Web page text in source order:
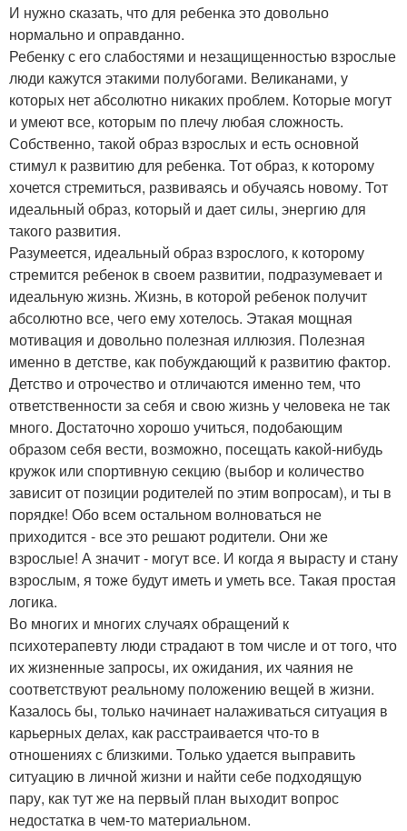
И нужно сказать, что для ребенка это довольно
нормально и оправданно.
Ребенку с его слабостями и незащищенностью взрослые
люди кажутся этакими полубогами. Великанами, у
которых нет абсолютно никаких проблем. Которые могут
и умеют все, которым по плечу любая сложность.
Собственно, такой образ взрослых и есть основной
стимул к развитию для ребенка. Тот образ, к которому
хочется стремиться, развиваясь и обучаясь новому. Тот
идеальный образ, который и дает силы, энергию для
такого развития.
Разумеется, идеальный образ взрослого, к которому
стремится ребенок в своем развитии, подразумевает и
идеальную жизнь. Жизнь, в которой ребенок получит
абсолютно все, чего ему хотелось. Этакая мощная
мотивация и довольно полезная иллюзия. Полезная
именно в детстве, как побуждающий к развитию фактор.
Детство и отрочество и отличаются именно тем, что
ответственности за себя и свою жизнь у человека не так
много. Достаточно хорошо учиться, подобающим
образом себя вести, возможно, посещать какой-нибудь
кружок или спортивную секцию (выбор и количество
зависит от позиции родителей по этим вопросам), и ты в
порядке! Обо всем остальном волноваться не
приходится - все это решают родители. Они же
взрослые! А значит - могут все. И когда я вырасту и стану
взрослым, я тоже будут иметь и уметь все. Такая простая
логика.
Во многих и многих случаях обращений к
психотерапевту люди страдают в том числе и от того, что
их жизненные запросы, их ожидания, их чаяния не
соответствуют реальному положению вещей в жизни.
Казалось бы, только начинает налаживаться ситуация в
карьерных делах, как расстраивается что-то в
отношениях с близкими. Только удается выправить
ситуацию в личной жизни и найти себе подходящую
пару, как тут же на первый план выходит вопрос
недостатка в чем-то материальном.